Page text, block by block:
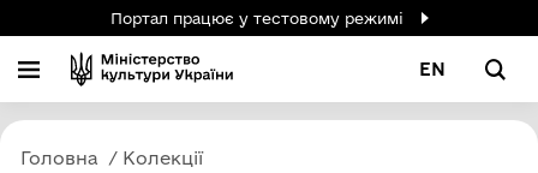
Портал працює у тестовому режимі
EN
Головна Колекції